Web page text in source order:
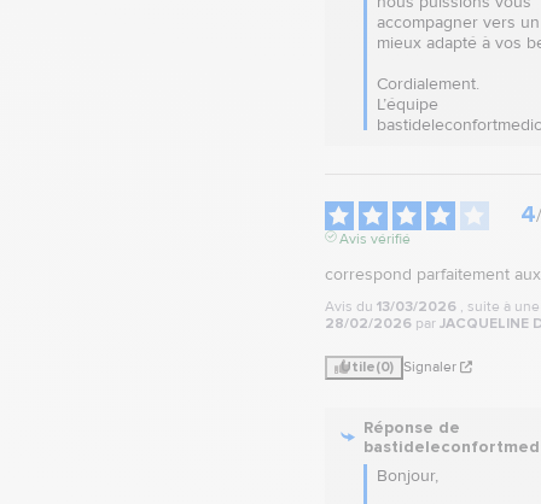
accompagner vers
mieux adapté à vos
Cordialement.
L’équipe
4/
Avis vérifié
correspond parfaitement
Avis du 13/03/2026 , suite à
28/02/2026 par JACQUELINE
Utile(0) Signaler
Réponse de
Bonjour,